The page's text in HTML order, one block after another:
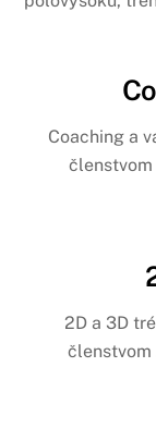
Coaching a
členstvom
2D a 3D
členstvom